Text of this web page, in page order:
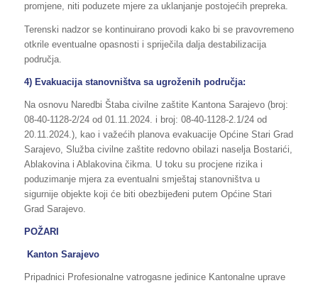
promjene, niti poduzete mjere za uklanjanje postojećih prepreka.
Terenski nadzor se kontinuirano provodi kako bi se pravovremeno
otkrile eventualne opasnosti i spriječila dalja destabilizacija
područja.
4) Evakuacija stanovništva sa ugroženih područja:
Na osnovu Naredbi Štaba civilne zaštite Kantona Sarajevo (broj:
08-40-1128-2/24 od 01.11.2024. i broj: 08-40-1128-2.1/24 od
20.11.2024.), kao i važećih planova evakuacije Općine Stari Grad
Sarajevo, Služba civilne zaštite redovno obilazi naselja Bostarići,
Ablakovina i Ablakovina čikma. U toku su procjene rizika i
poduzimanje mjera za eventualni smještaj stanovništva u
sigurnije objekte koji će biti obezbijeđeni putem Općine Stari
Grad Sarajevo.
POŽARI
Kanton Sarajevo
Pripadnici Profesionalne vatrogasne jedinice Kantonalne uprave